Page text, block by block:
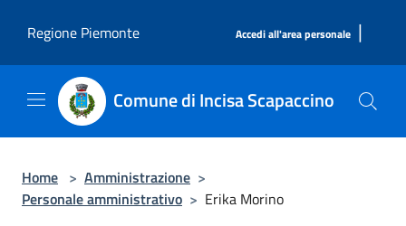
Regione Piemonte
Accedi all'area personale |
Comune di Incisa Scapaccino
Home > Amministrazione >
Personale amministrativo > Erika Morino